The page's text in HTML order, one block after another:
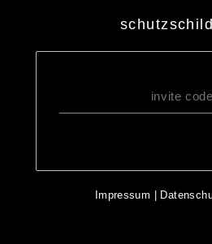
Impressum